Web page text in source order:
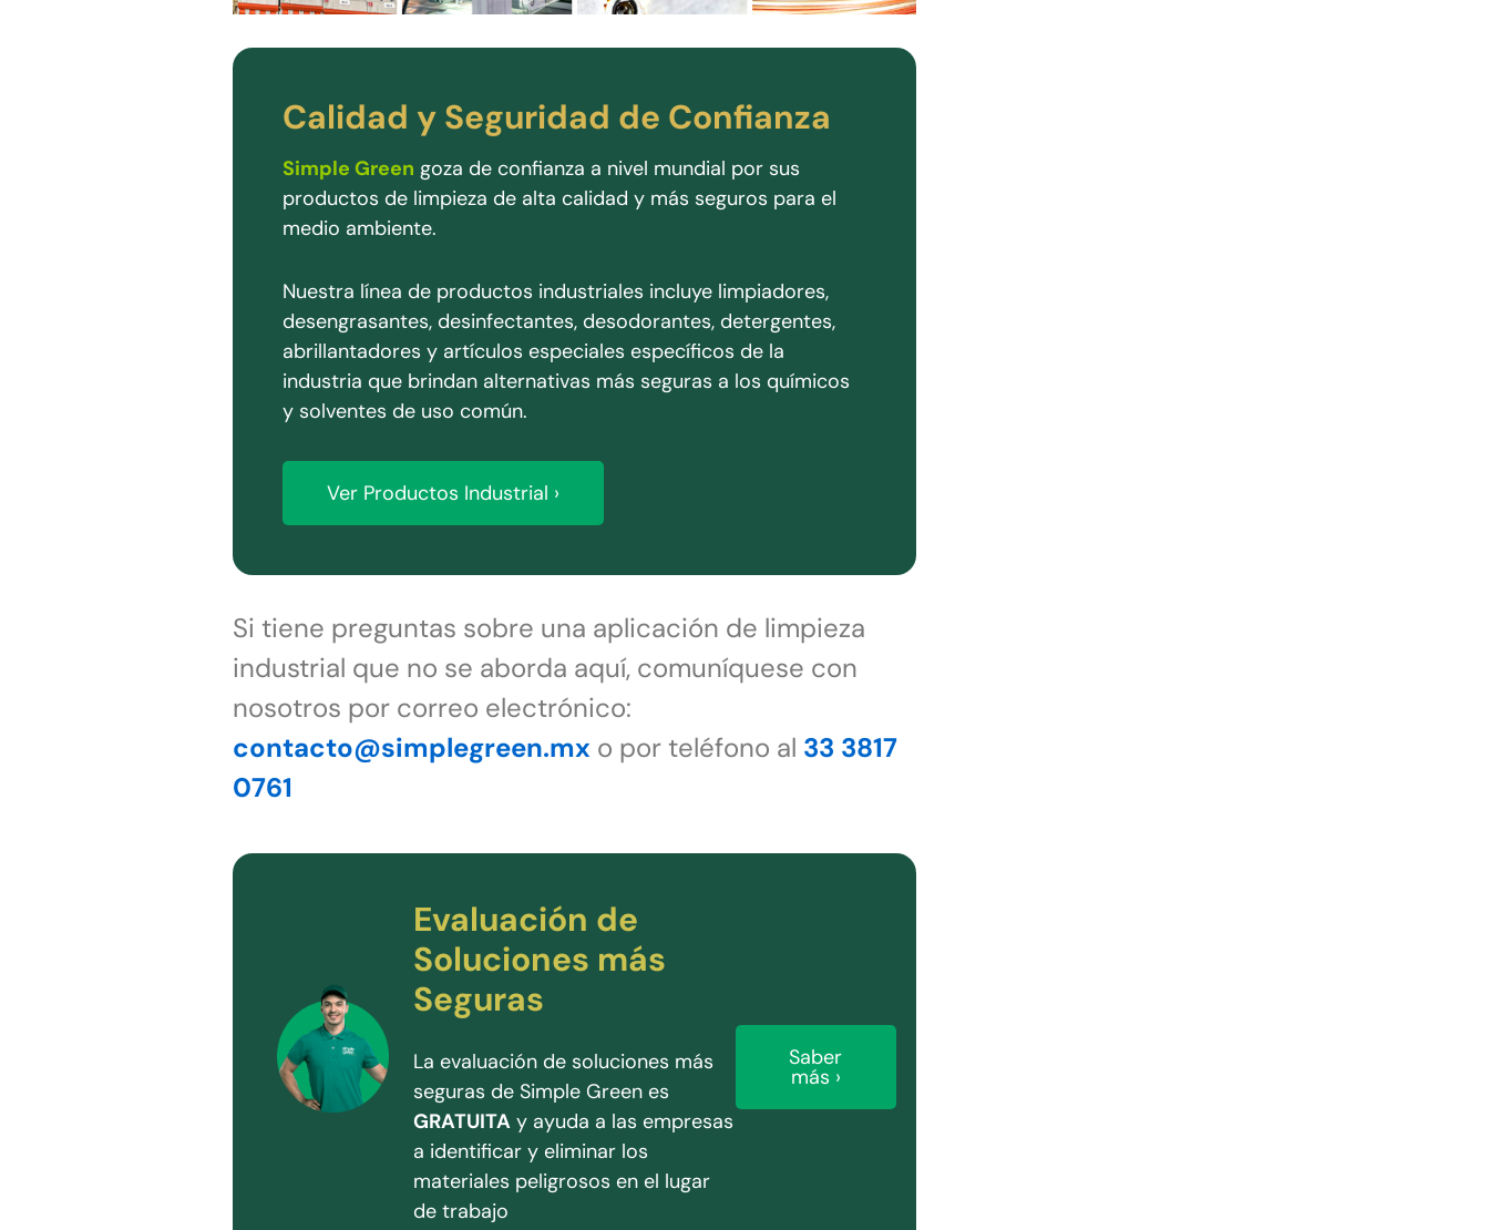
Calidad y Seguridad de Confianza
Simple Green goza de confianza a nivel mundial por sus
productos de limpieza de alta calidad y más seguros para el
medio ambiente.
Nuestra línea de productos industriales incluye limpiadores,
desengrasantes, desinfectantes, desodorantes, detergentes,
abrillantadores y artículos especiales específicos de la
industria que brindan alternativas más seguras a los químicos
y solventes de uso común.
Ver Productos Industrial ›
Si tiene preguntas sobre una aplicación de limpieza
industrial que no se aborda aquí, comuníquese con
nosotros por correo electrónico:
contacto@simplegreen.mx o por teléfono al 33 3817
0761
Evaluación de
Soluciones más
Seguras​
La evaluación de soluciones más
seguras de Simple Green es
GRATUITA y ayuda a las empresas
a identificar y eliminar los
materiales peligrosos en el lugar
de trabajo
Saber
más ›